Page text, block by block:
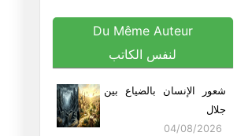
Du Même Auteur
لنفس الكاتب
شعور الإنسان بالضياع بين
جلال
04/08/2026